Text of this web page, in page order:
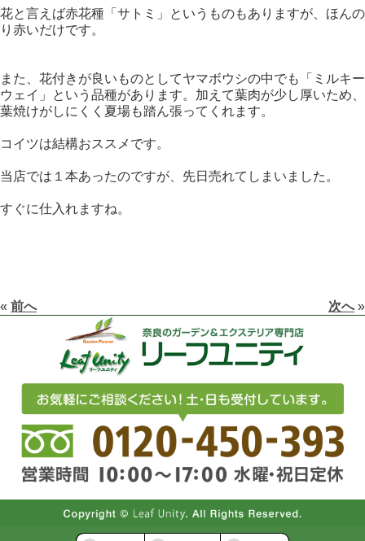
花と言えば赤花種「サトミ」というものもありますが、ほんの
り赤いだけです。
また、花付きが良いものとしてヤマボウシの中でも「ミルキー
ウェイ」という品種があります。加えて葉肉が少し厚いため、
葉焼けがしにくく夏場も踏ん張ってくれます。
コイツは結構おススメです。
当店では１本あったのですが、先日売れてしまいました。
すぐに仕入れますね。
« 前へ 次へ»